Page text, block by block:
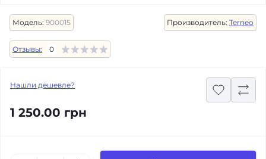
Модель: 900015 Производитель: Terneo
Отзывы: 0
Нашли дешевле?
1 250.00 грн